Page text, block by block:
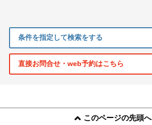
条件を指定して検索をする
直接お問合せ・web予約はこちら
このページの先頭へ